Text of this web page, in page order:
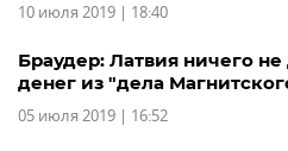
10 июля 2019 | 18:40
Браудер: Латвия ничего
денег из "дела
05 июля 2019 | 16:52